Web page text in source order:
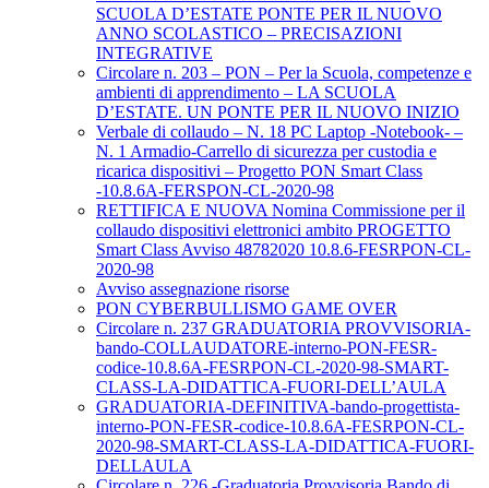
SCUOLA D’ESTATE PONTE PER IL NUOVO
ANNO SCOLASTICO – PRECISAZIONI
INTEGRATIVE
Circolare n. 203 – PON – Per la Scuola, competenze e
ambienti di apprendimento – LA SCUOLA
D’ESTATE. UN PONTE PER IL NUOVO INIZIO
Verbale di collaudo – N. 18 PC Laptop -Notebook- –
N. 1 Armadio-Carrello di sicurezza per custodia e
ricarica dispositivi – Progetto PON Smart Class
-10.8.6A-FERSPON-CL-2020-98
RETTIFICA E NUOVA Nomina Commissione per il
collaudo dispositivi elettronici ambito PROGETTO
Smart Class Avviso 48782020 10.8.6-FESRPON-CL-
2020-98
Avviso assegnazione risorse
PON CYBERBULLISMO GAME OVER
Circolare n. 237 GRADUATORIA PROVVISORIA-
bando-COLLAUDATORE-interno-PON-FESR-
codice-10.8.6A-FESRPON-CL-2020-98-SMART-
CLASS-LA-DIDATTICA-FUORI-DELL’AULA
GRADUATORIA-DEFINITIVA-bando-progettista-
interno-PON-FESR-codice-10.8.6A-FESRPON-CL-
2020-98-SMART-CLASS-LA-DIDATTICA-FUORI-
DELLAULA